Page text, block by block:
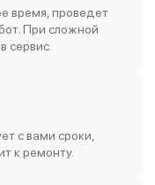
время, проведет
При сложной
сервис.
с вами сроки,
к ремонту.